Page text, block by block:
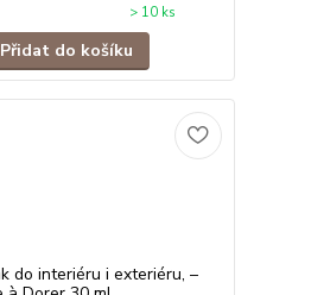
> 10 ks
Přidat do košíku